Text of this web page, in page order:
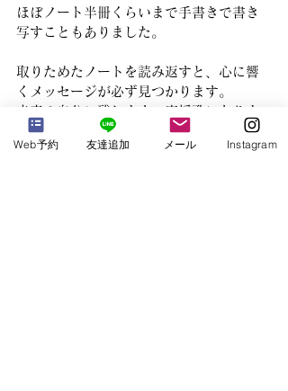
ほぼノート半冊くらいまで手書きで書き
写すこともありました。
取りためたノートを読み返すと、心に響
くメッセージが必ず見つかります。
未来の自分に残します。応援歌になりま
すよ。
Journey & Culture Notes
Web予約 友達追加 メール Instagram